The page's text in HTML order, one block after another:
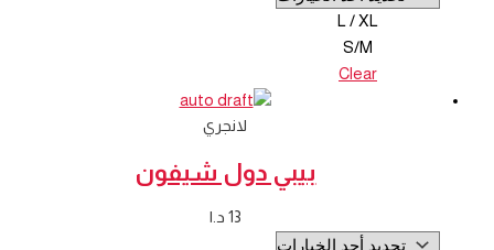
L / XL
S/M
Clear
لانجري
بيبي دول شيفون
13 د.ا